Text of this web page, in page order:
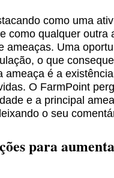
como uma
como qualquer outra
ameaças. Uma
o que
ameaça é a
O FarmPoint
e a principal
o seu
para